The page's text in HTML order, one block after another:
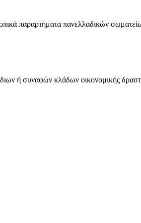
παραρτήματα πανελλαδικών
ή συναφών κλάδων οικονομικής